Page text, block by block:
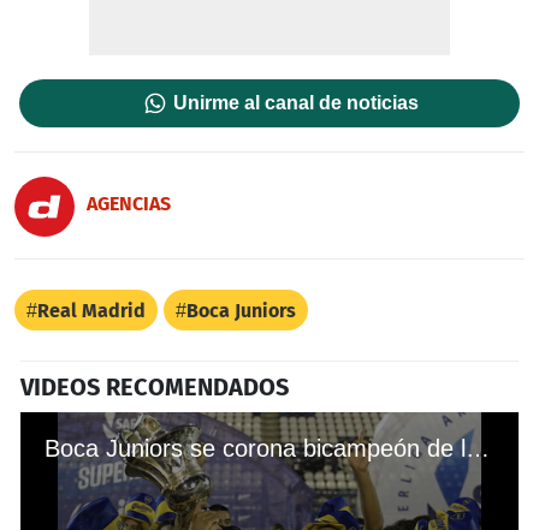
Unirme al canal de noticias
AGENCIAS
Real Madrid Boca Juniors
VIDEOS RECOMENDADOS
Boca Juniors se corona bicampeón de la Superliga argentina